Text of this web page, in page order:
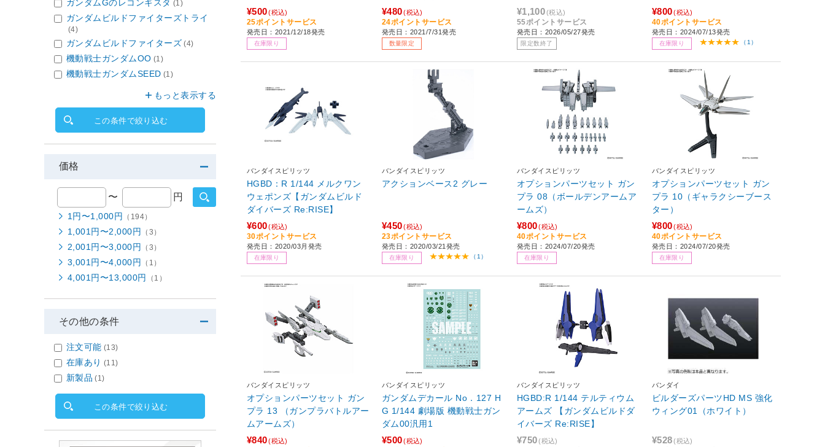
¥500 (税込)
25ポイントサービス
発売日：2021/12/18発売
在庫限り
¥480 (税込)
24ポイントサービス
発売日：2021/7/31発売
数量限定
¥1,100(税込)
55ポイントサービス
発売日：2026/05/27発売
限定数終了
¥800 (税込)
40ポイントサービス
発売日：2024/07/13発売
在庫限り （1）
バンダイスピリッツ
HGBD：R 1/144 メルクワン
ウェポンズ【ガンダムビルド
ダイバーズ Re:RISE】
¥600 (税込)
30ポイントサービス
発売日：2020/03月発売
在庫限り
バンダイスピリッツ
アクションベース2 グレー
¥450 (税込)
23ポイントサービス
発売日：2020/03/21発売
在庫限り （1）
バンダイスピリッツ
オプションパーツセット ガン
プラ 08（ボールデンアームア
ームズ）
¥800 (税込)
40ポイントサービス
発売日：2024/07/20発売
在庫限り
バンダイスピリッツ
オプションパーツセット ガン
プラ 10（ギャラクシーブース
ター）
¥800 (税込)
40ポイントサービス
発売日：2024/07/20発売
在庫限り
バンダイスピリッツ
オプションパーツセット ガン
プラ 13 （ガンプラバトルアー
ムアームズ）
¥840 (税込)
バンダイスピリッツ
ガンダムデカール No．127 H
G 1/144 劇場版 機動戦士ガン
ダム00汎用1
¥500 (税込)
バンダイスピリッツ
HGBD:R 1/144 テルティウム
アームズ 【ガンダムビルドダ
イバーズ Re:RISE】
¥750 (税込)
バンダイ
ビルダーズパーツHD MS 強化
ウィング01（ホワイト）
¥528 (税込)
ガンダムGのレコンギスタ (1)
ガンダムビルドファイターズトライ
(4)
ガンダムビルドファイターズ (4)
機動戦士ガンダムOO (1)
機動戦士ガンダムSEED (1)
もっと表示する
この条件で絞り込む
価格
〜 円
1円〜1,000円 （194）
1,001円〜2,000円 （3）
2,001円〜3,000円 （3）
3,001円〜4,000円 （1）
4,001円〜13,000円 （1）
その他の条件
注文可能 (13)
在庫あり (11)
新製品 (1)
この条件で絞り込む